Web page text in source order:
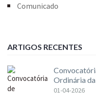
Comunicado
ARTIGOS RECENTES
Ordinária
01-04-2026